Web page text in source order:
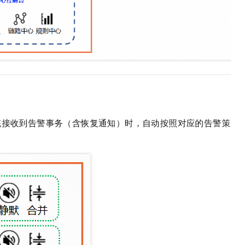
收到告警事务（含恢复通知）时，自动按照对应的告警策